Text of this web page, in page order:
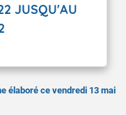
JUSQU'AU
élaboré ce vendredi 13 mai